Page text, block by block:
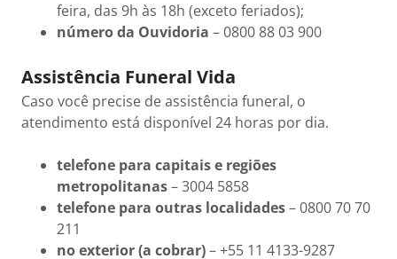
feira, das 9h às 18h (exceto feriados);
número da Ouvidoria – 0800 88 03 900
Assistência Funeral Vida
Caso você precise de assistência funeral, o
atendimento está disponível 24 horas por dia.
telefone para capitais e regiões
metropolitanas– 3004 5858
telefone para outras localidades– 0800 70 70
211
no exterior (a cobrar)– +55 11 4133-9287